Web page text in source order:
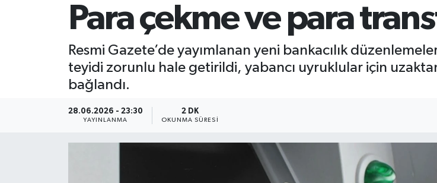
Para çekme ve para
Resmi Gazete’de yayımlanan yeni bankacılık
teyidi zorunlu hale getirildi, yabancı uyruklular için
bağlandı.
28.06.2026 - 23:30
YAYINLANMA
2 DK
OKUNMA SÜRESI
Gündem
Yunusemre Trafik Yoğunluk Haritası
Süper Lig Puan Durumu ve Fikstür
Tüm Manşetler